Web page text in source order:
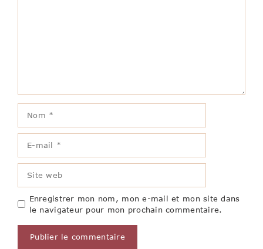
mail
web
Enregistrer mon nom, mon e-mail et mon site dans
le navigateur pour mon prochain commentaire.